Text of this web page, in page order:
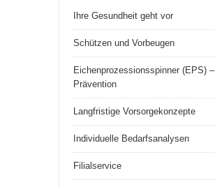
Ihre Gesundheit geht vor
Schützen und Vorbeugen
Eichenprozessionsspinner (EPS) –
Prävention
Langfristige Vorsorgekonzepte
Individuelle Bedarfsanalysen
Filialservice